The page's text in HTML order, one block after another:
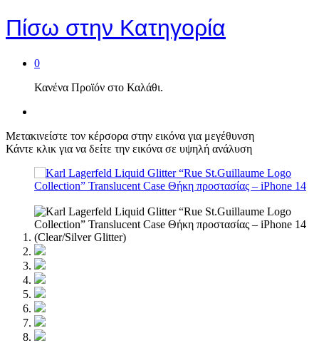
Πίσω στην Κατηγορία
0
Κανένα Προϊόν στο Καλάθι.
Μετακινείστε τον κέρσορα στην εικόνα για μεγέθυνση
Κάντε κλικ για να δείτε την εικόνα σε υψηλή ανάλυση